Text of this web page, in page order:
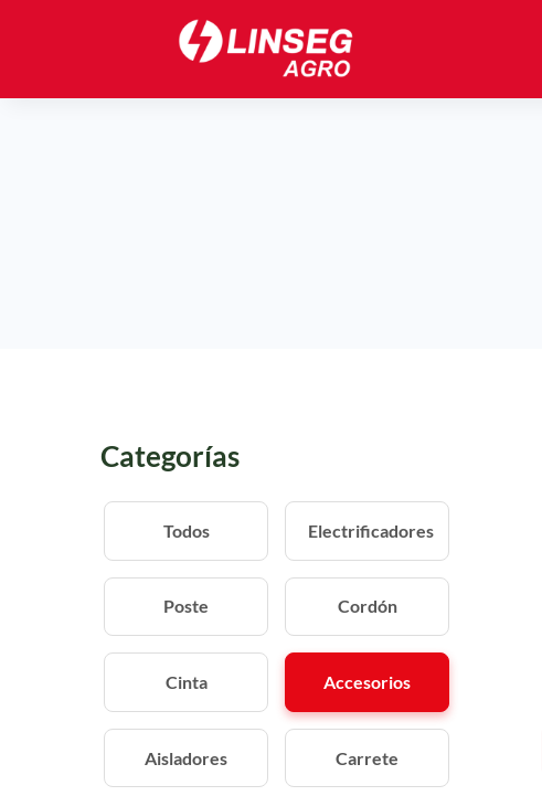
Categorías
Todos Electrificadores
Poste Cordón
Cinta Accesorios
Aisladores Carrete